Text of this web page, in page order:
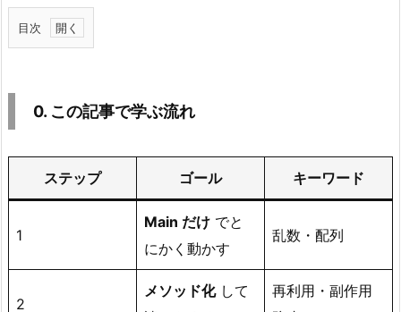
目次
1.
の
0. この記事で学ぶ流れ
ステップ ゴール キーワード
1
Main だけ でと
にかく動かす
乱数・配列
2
メソッド化して
再利用・副作用